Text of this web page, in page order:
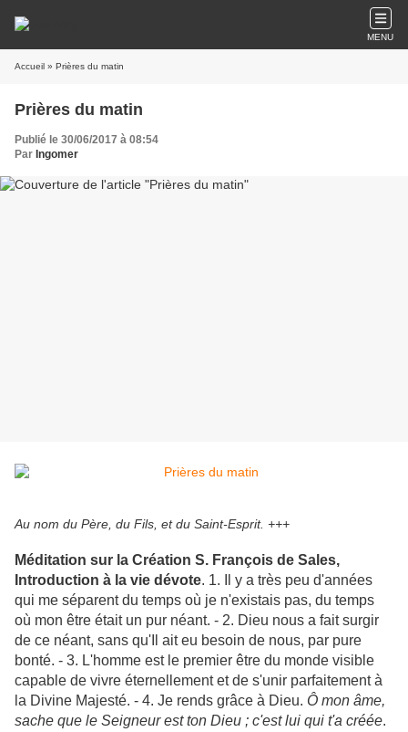
MENU
Accueil » Prières du matin
Prières du matin
Publié le 30/06/2017 à 08:54
Par Ingomer
Au nom du Père, du Fils, et du Saint-Esprit. +++
Méditation sur la Création S. François de Sales,
Introduction à la vie dévote. 1. Il y a très peu d'années
qui me séparent du temps où je n'existais pas, du temps
où mon être était un pur néant. - 2. Dieu nous a fait surgir
de ce néant, sans qu'Il ait eu besoin de nous, par pure
bonté. - 3. L'homme est le premier être du monde visible
capable de vivre éternellement et de s'unir parfaitement à
la Divine Majesté. - 4. Je rends grâce à Dieu. Ô mon âme,
sache que le Seigneur est ton Dieu ; c'est lui qui t'a créée.